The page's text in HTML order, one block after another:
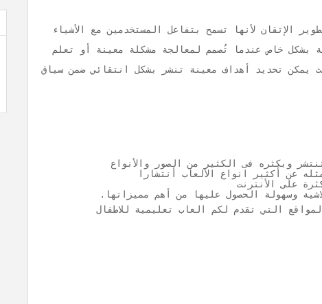
الإتقان لأنها تسمح بتفاعل المستخدمين مع الأشياء
بشكل خاص عندما تُصمم لمعالجة مشكلة معينة أو تعلم
يمكن تحديد أهداف معينة تنشر بشكل انتقائي ضمن سياق
وبكثره فى الكثير من الصور والأنواع
عن أكثير انواع الألعاب أنتشارا
على الأنترنت
وسهولة الحصول عليها من أهم مميزاتها.
التي تقدم لكم العاب تعليمية للاطفال